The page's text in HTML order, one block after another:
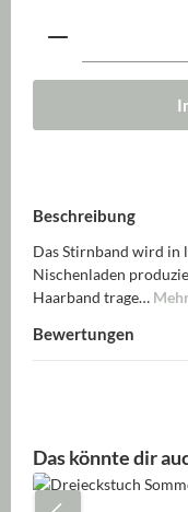
Produkt Anzahl:
Beschreibung
Das Stirnband wird
Nischenladen
Haarband trage…
Bewertungen
Produktgalerie
Das könnte dir